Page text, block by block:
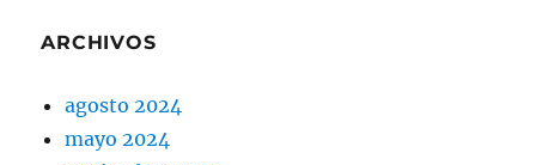
ARCHIVOS
agosto 2024
mayo 2024